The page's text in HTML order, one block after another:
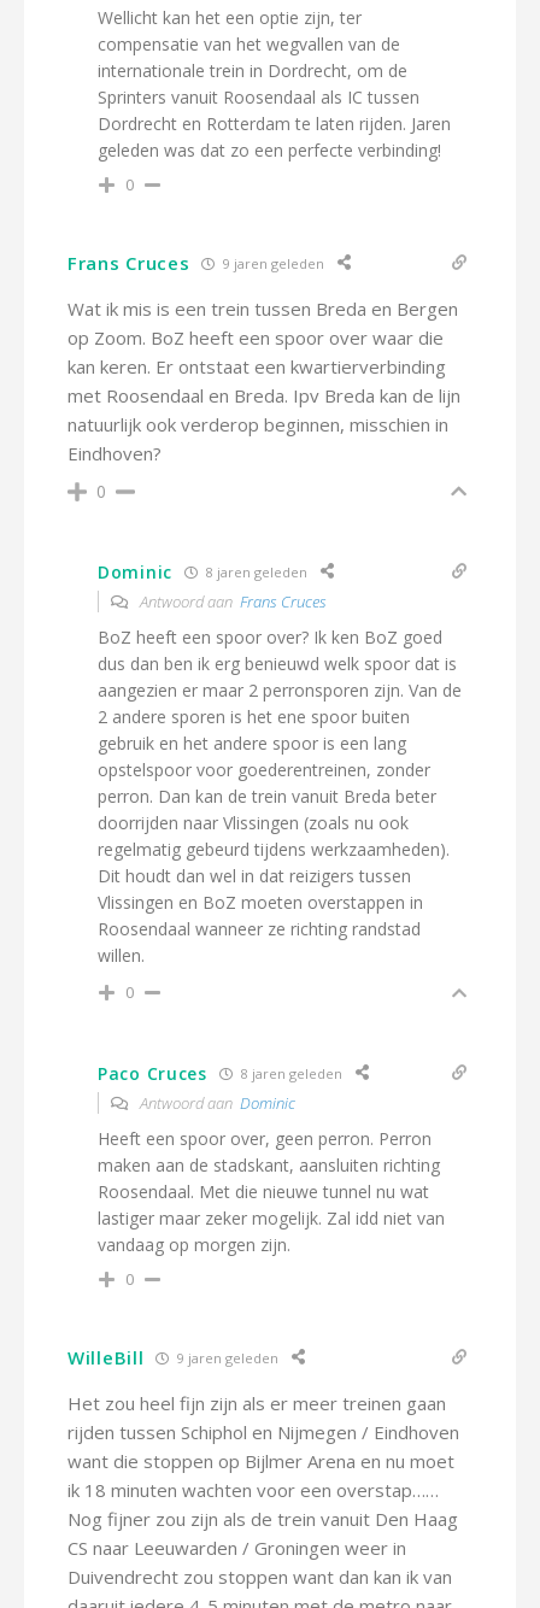
Wellicht kan het een optie zijn, ter
compensatie van het wegvallen van de
internationale trein in Dordrecht, om de
Sprinters vanuit Roosendaal als IC tussen
Dordrecht en Rotterdam te laten rijden. Jaren
geleden was dat zo een perfecte verbinding!
0
Frans Cruces 9 jaren geleden
Wat ik mis is een trein tussen Breda en Bergen
op Zoom. BoZ heeft een spoor over waar die
kan keren. Er ontstaat een kwartierverbinding
met Roosendaal en Breda. Ipv Breda kan de lijn
natuurlijk ook verderop beginnen, misschien in
Eindhoven?
0
Dominic 8 jaren geleden
Antwoord aan Frans Cruces
BoZ heeft een spoor over? Ik ken BoZ goed
dus dan ben ik erg benieuwd welk spoor dat is
aangezien er maar 2 perronsporen zijn. Van de
2 andere sporen is het ene spoor buiten
gebruik en het andere spoor is een lang
opstelspoor voor goederentreinen, zonder
perron. Dan kan de trein vanuit Breda beter
doorrijden naar Vlissingen (zoals nu ook
regelmatig gebeurd tijdens werkzaamheden).
Dit houdt dan wel in dat reizigers tussen
Vlissingen en BoZ moeten overstappen in
Roosendaal wanneer ze richting randstad
willen.
0
Paco Cruces 8 jaren geleden
Antwoord aan Dominic
Heeft een spoor over, geen perron. Perron
maken aan de stadskant, aansluiten richting
Roosendaal. Met die nieuwe tunnel nu wat
lastiger maar zeker mogelijk. Zal idd niet van
vandaag op morgen zijn.
0
WilleBill 9 jaren geleden
Het zou heel fijn zijn als er meer treinen gaan
rijden tussen Schiphol en Nijmegen / Eindhoven
want die stoppen op Bijlmer Arena en nu moet
ik 18 minuten wachten voor een overstap……
Nog fijner zou zijn als de trein vanuit Den Haag
CS naar Leeuwarden / Groningen weer in
Duivendrecht zou stoppen want dan kan ik van